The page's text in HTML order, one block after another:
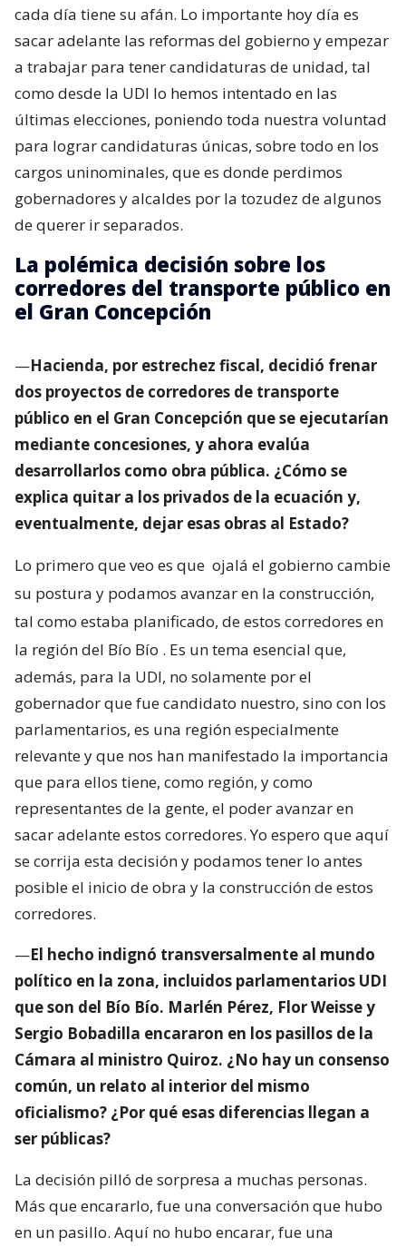
cada día tiene su afán. Lo importante hoy día es
sacar adelante las reformas del gobierno y empezar
a trabajar para tener candidaturas de unidad, tal
como desde la UDI lo hemos intentado en las
últimas elecciones, poniendo toda nuestra voluntad
para lograr candidaturas únicas, sobre todo en los
cargos uninominales, que es donde perdimos
gobernadores y alcaldes por la tozudez de algunos
de querer ir separados.
La polémica decisión sobre los
corredores del transporte público en
el Gran Concepción
—Hacienda, por estrechez fiscal, decidió frenar
dos proyectos de corredores de transporte
público en el Gran Concepción que se ejecutarían
mediante concesiones, y ahora evalúa
desarrollarlos como obra pública. ¿Cómo se
explica quitar a los privados de la ecuación y,
eventualmente, dejar esas obras al Estado?
Lo primero que veo es que ojalá el gobierno cambie
su postura y podamos avanzar en la construcción,
tal como estaba planificado, de estos corredores en
la región del Bío Bío . Es un tema esencial que,
además, para la UDI, no solamente por el
gobernador que fue candidato nuestro, sino con los
parlamentarios, es una región especialmente
relevante y que nos han manifestado la importancia
que para ellos tiene, como región, y como
representantes de la gente, el poder avanzar en
sacar adelante estos corredores. Yo espero que aquí
se corrija esta decisión y podamos tener lo antes
posible el inicio de obra y la construcción de estos
corredores.
—El hecho indignó transversalmente al mundo
político en la zona, incluidos parlamentarios UDI
que son del Bío Bío. Marlén Pérez, Flor Weisse y
Sergio Bobadilla encararon en los pasillos de la
Cámara al ministro Quiroz. ¿No hay un consenso
común, un relato al interior del mismo
oficialismo? ¿Por qué esas diferencias llegan a
ser públicas?
La decisión pilló de sorpresa a muchas personas.
Más que encararlo, fue una conversación que hubo
en un pasillo. Aquí no hubo encarar, fue una